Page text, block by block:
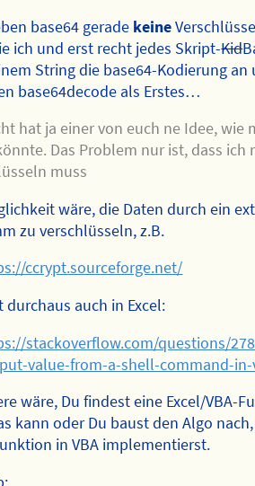
base64 gerade keine
ich und erst recht jedes Skript-Kid
String die base64-Kodierung an
base64decode als Erstes…
hat ja einer von euch ne Idee, wie
Das Problem nur ist, dass ich
muss
wäre, die Daten durch ein
zu verschlüsseln, z.B.
ccrypt.sourceforge.net/
durchaus auch in Excel:
stackoverflow.com/questions/
value-from-a-shell-command-in-
wäre, Du findest eine Excel/VBA-
kann oder Du baust den Algo
in VBA implementierst.